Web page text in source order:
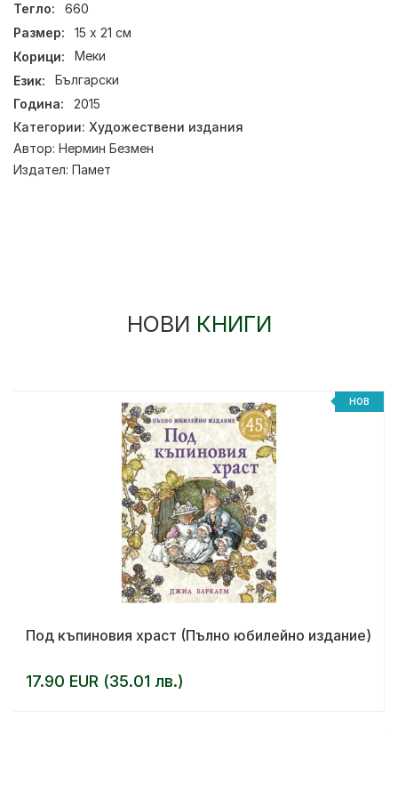
Тегло:
660
Размер:
15 х 21 см
Корици:
Меки
Език:
Български
Година:
2015
Категории: Художествени издания
Автор: Нермин Безмен
Издател: Памет
НОВИ КНИГИ
НОВ
Под къпиновия храст (Пълно юбилейно издание)
17.90 EUR (35.01 лв.)